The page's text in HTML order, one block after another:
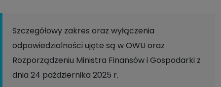
Szczegółowy zakres oraz wyłączenia
odpowiedzialności ujęte są w OWU oraz
Rozporządzeniu Ministra Finansów i Gospodarki z
dnia 24 października 2025 r.